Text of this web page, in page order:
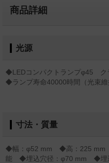
商品詳細
光源
◆LEDコンパクトランプφ45
◆ランプ寿命40000時間（光束維
寸法・質量
◆幅：φ52 mm ◆高：225 mm
能 ◆埋込穴径：φ70 mm ◆埋